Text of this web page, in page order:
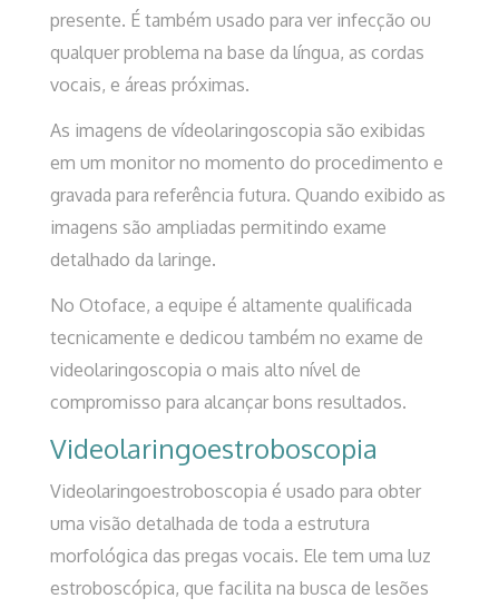
presente. É também usado para ver infecção ou
qualquer problema na base da língua, as cordas
vocais, e áreas próximas.
As imagens de vídeolaringoscopia são exibidas
em um monitor no momento do procedimento e
gravada para referência futura. Quando exibido as
imagens são ampliadas permitindo exame
detalhado da laringe.
No Otoface, a equipe é altamente qualificada
tecnicamente e dedicou também no exame de
videolaringoscopia o mais alto nível de
compromisso para alcançar bons resultados.
Videolaringoestroboscopia
Videolaringoestroboscopia é usado para obter
uma visão detalhada de toda a estrutura
morfológica das pregas vocais. Ele tem uma luz
estroboscópica, que facilita na busca de lesões